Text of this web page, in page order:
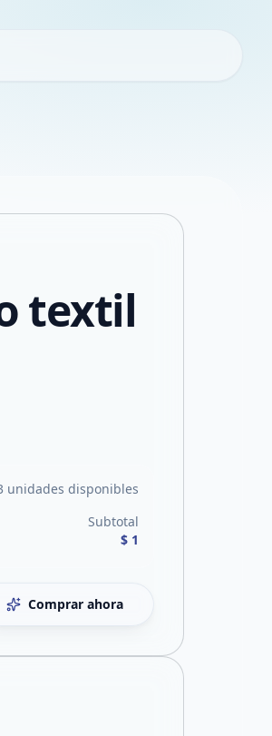
textil
unidades disponibles
Subtotal
$ 1
Comprar ahora